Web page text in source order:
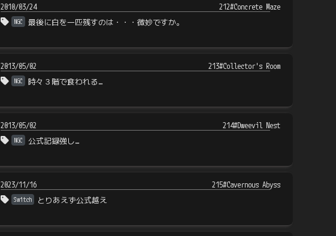
2010/03/24 212#Concrete Maze
NGC 最後に白を一匹残すのは・・・微妙ですか。
2013/05/02 213#Collector's Room
NGC 時々３階で食われる…
2013/05/02 214#Dweevil Nest
NGC 公式記録強し…
2023/11/16 215#Cavernous Abyss
Switch とりあえず公式越え